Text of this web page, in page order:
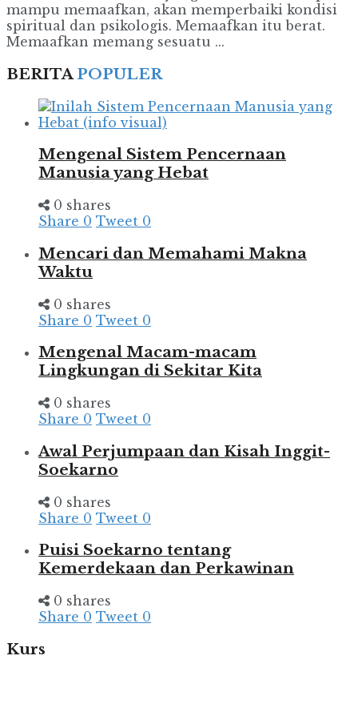
mampu memaafkan, akan memperbaiki kondisi
spiritual dan psikologis. Memaafkan itu berat.
Memaafkan memang sesuatu ...
BERITAPOPULER
Mengenal Sistem Pencernaan
Manusia yang Hebat
0 shares
Share 0 Tweet 0
Mencari dan Memahami Makna
Waktu
0 shares
Share 0 Tweet 0
Mengenal Macam-macam
Lingkungan di Sekitar Kita
0 shares
Share 0 Tweet 0
Awal Perjumpaan dan Kisah Inggit-
Soekarno
0 shares
Share 0 Tweet 0
Puisi Soekarno tentang
Kemerdekaan dan Perkawinan
0 shares
Share 0 Tweet 0
Kurs